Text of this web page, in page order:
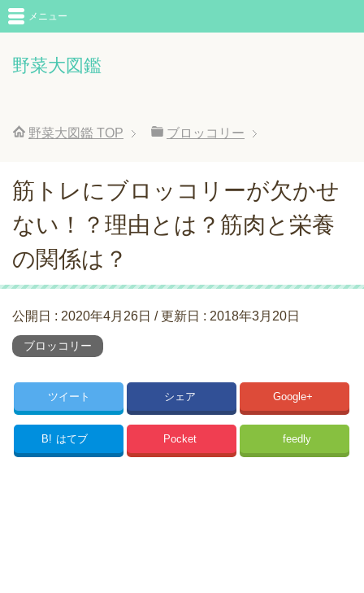
野菜大図鑑
メニュー
野菜大図鑑 TOP ブロッコリー
筋トレにブロッコリーが欠かせ
ない！？理由とは？筋肉と栄養
の関係は？
公開日 : 2020年4月26日 / 更新日 : 2018年3月20日
ブロッコリー
ツイート シェア Google+
B! はてブ Pocket feedly